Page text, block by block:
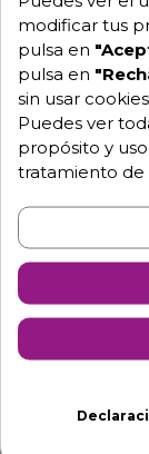
Descripción
comida
Diseñado
Fabricado en
Capacidad
Doble pared
reducir la
modificar tus
pulsa en
pulsa en
sin usar
Puedes ver
propósito y
tratamiento de